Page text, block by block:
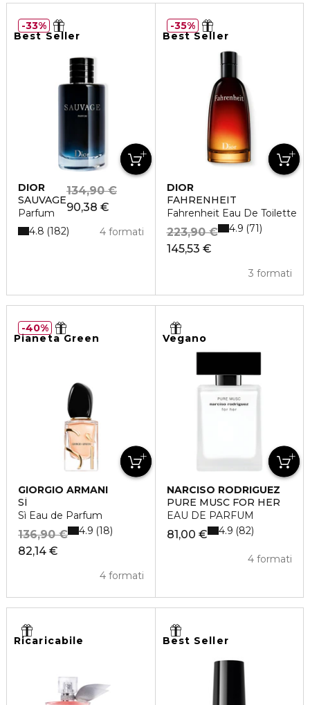
Best Seller
DIOR
SAUVAGE
Parfum
90,38 €
134,90 €
4 formati
4.8 182
33%
Best Seller
DIOR
FAHRENHEIT
Fahrenheit Eau De Toilette
145,53 €
223,90 €
3 formati
4.9 71
35%
Pianeta Green
GIORGIO ARMANI
SÌ
Sì Eau de Parfum
82,14 €
136,90 €
4 formati
4.9 18
40%
Vegano
NARCISO RODRIGUEZ
PURE MUSC FOR HER
EAU DE PARFUM
81,00 €
4 formati
4.9 82
Ricaricabile Best Seller